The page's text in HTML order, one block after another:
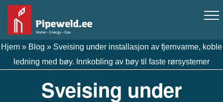
Hjem » Blog » Sveising under installasjon av fjernvarme, koble
ledning med bøy. Innkobling av bøy til faste rørsystemer
Sveising under